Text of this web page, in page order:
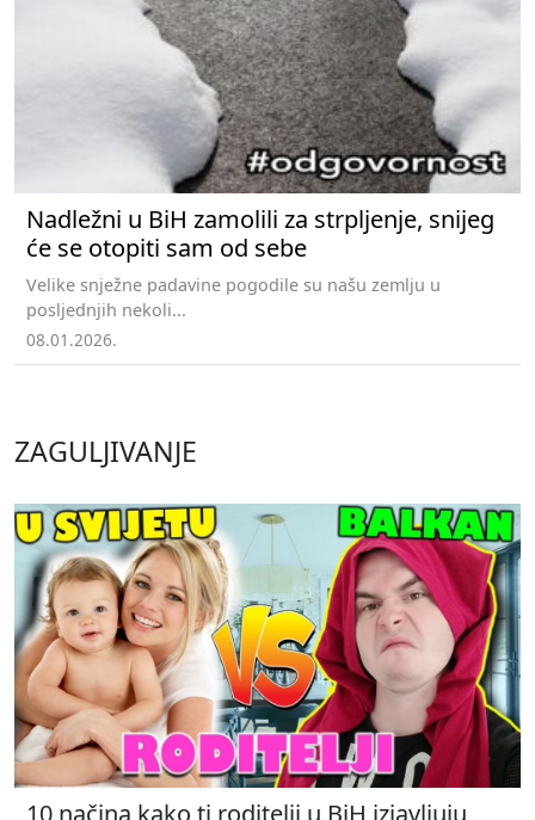
Nadležni u BiH zamolili za strpljenje, snijeg
će se otopiti sam od sebe
Velike snježne padavine pogodile su našu zemlju u
posljednjih nekoli...
08.01.2026.
ZAGULJIVANJE